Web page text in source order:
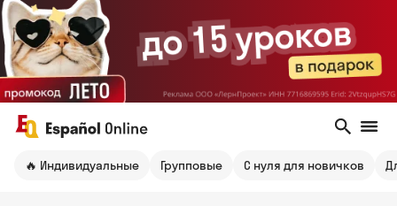
🔥 Индивидуальные Групповые С нуля для новичков